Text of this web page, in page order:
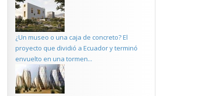
¿Un museo o una caja de concreto? El
proyecto que dividió a Ecuador y terminó
envuelto en una tormen...